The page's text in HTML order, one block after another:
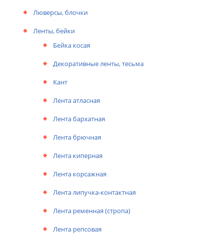
Люверсы, блочки
Ленты, бейки
Бейка косая
Декоративные ленты, тесьма
Кант
Лента атласная
Лента бархатная
Лента брючная
Лента киперная
Лента корсажная
Лента липучка-контактная
Лента ременная (стропа)
Лента репсовая